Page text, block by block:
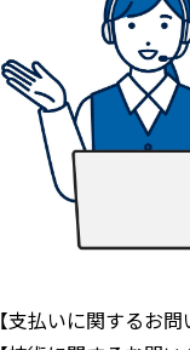
【支払いに関するお